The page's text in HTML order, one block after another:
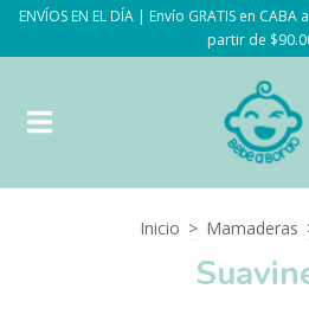
ENVÍOS EN EL DÍA | Envío GRATIS en
partir de
Inicio > Mamaderas